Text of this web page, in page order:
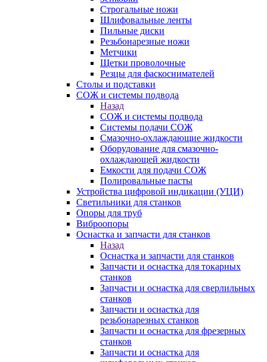
Строгальные ножи
Шлифовальные ленты
Пильные диски
Резьбонарезные ножи
Метчики
Щетки проволочные
Резцы для фаскоснимателей
Столы и подставки
СОЖ и системы подвода
Назад
СОЖ и системы подвода
Системы подачи СОЖ
Смазочно-охлаждающие жидкости
Оборудование для смазочно-
охлаждающей жидкости
Емкости для подачи СОЖ
Полировальные пасты
Устройства цифровой индикации (УЦИ)
Светильники для станков
Опоры для труб
Виброопоры
Оснастка и запчасти для станков
Назад
Оснастка и запчасти для станков
Запчасти и оснастка для токарных
станков
Запчасти и оснастка для сверлильных
станков
Запчасти и оснастка для
резьбонарезных станков
Запчасти и оснастка для фрезерных
станков
Запчасти и оснастка для